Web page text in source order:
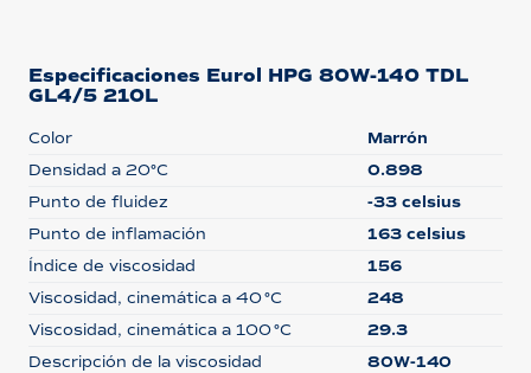
Especificaciones Eurol HPG 80W-140 TDL
GL4/5 210L
Color
Marrón
Densidad a 20°C
0.898
Punto de fluidez
-33 celsius
Punto de inflamación
163 celsius
Índice de viscosidad
156
Viscosidad, cinemática a 40 °C
248
Viscosidad, cinemática a 100 °C
29.3
Descripción de la viscosidad
80W-140